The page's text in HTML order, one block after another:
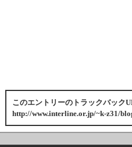
このエントリーのトラックバック
http://www.interline.or.jp/~k-z31/